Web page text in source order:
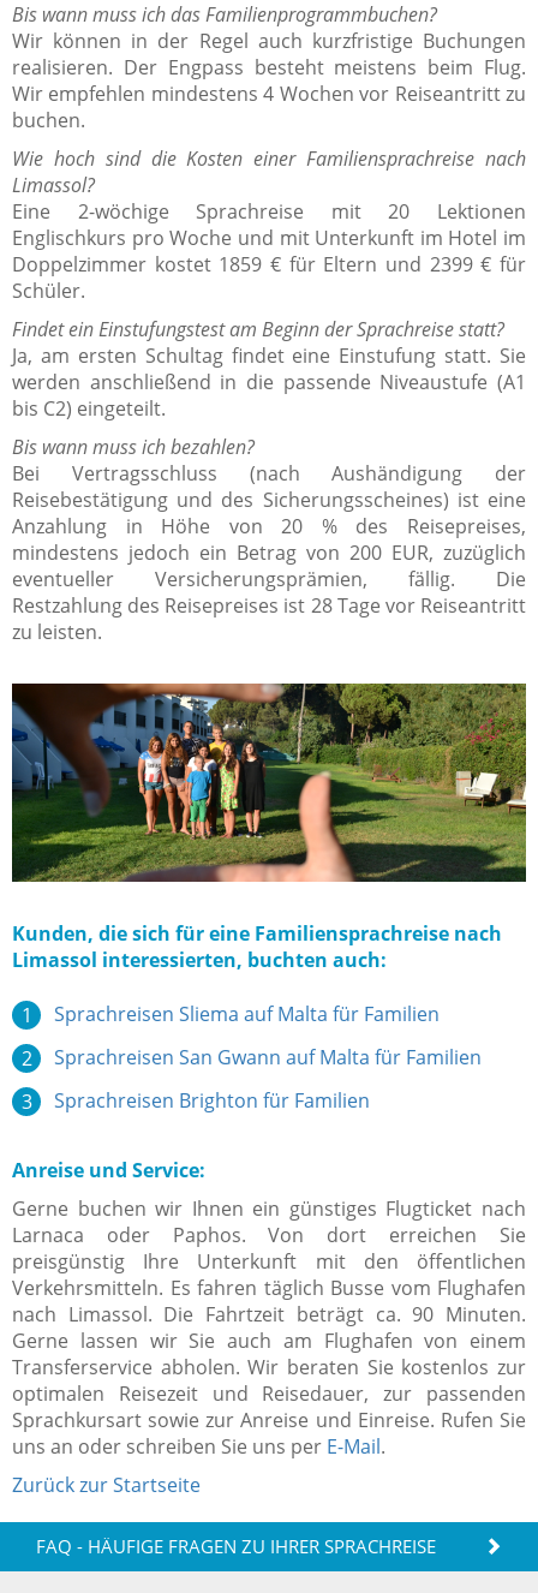
Bis wann muss ich das Familienprogrammbuchen?
Wir können in der Regel auch kurzfristige Buchungen
realisieren. Der Engpass besteht meistens beim Flug.
Wir empfehlen mindestens 4 Wochen vor Reiseantritt zu
buchen.
Wie hoch sind die Kosten einer Familiensprachreise nach
Limassol?
Eine 2-wöchige Sprachreise mit 20 Lektionen
Englischkurs pro Woche und mit Unterkunft im Hotel im
Doppelzimmer kostet 1859 € für Eltern und 2399 € für
Schüler.
Findet ein Einstufungstest am Beginn der Sprachreise statt?
Ja, am ersten Schultag findet eine Einstufung statt. Sie
werden anschließend in die passende Niveaustufe (A1
bis C2) eingeteilt.
Bis wann muss ich bezahlen?
Bei Vertragsschluss (nach Aushändigung der
Reisebestätigung und des Sicherungsscheines) ist eine
Anzahlung in Höhe von 20 % des Reisepreises,
mindestens jedoch ein Betrag von 200 EUR, zuzüglich
eventueller Versicherungsprämien, fällig. Die
Restzahlung des Reisepreises ist 28 Tage vor Reiseantritt
zu leisten.
Kunden, die sich für eine Familiensprachreise nach
Limassol interessierten, buchten auch:
Sprachreisen Sliema auf Malta für Familien
Sprachreisen San Gwann auf Malta für Familien
Sprachreisen Brighton für Familien
Anreise und Service:
Gerne buchen wir Ihnen ein günstiges Flugticket nach
Larnaca oder Paphos. Von dort erreichen Sie
preisgünstig Ihre Unterkunft mit den öffentlichen
Verkehrsmitteln. Es fahren täglich Busse vom Flughafen
nach Limassol. Die Fahrtzeit beträgt ca. 90 Minuten.
Gerne lassen wir Sie auch am Flughafen von einem
Transferservice abholen. Wir beraten Sie kostenlos zur
optimalen Reisezeit und Reisedauer, zur passenden
Sprachkursart sowie zur Anreise und Einreise. Rufen Sie
uns an oder schreiben Sie uns per E-Mail.
Zurück zur Startseite
FAQ - HÄUFIGE FRAGEN ZU IHRER SPRACHREISE